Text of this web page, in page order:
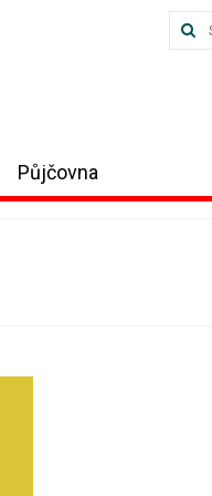
Search
Půjčovna